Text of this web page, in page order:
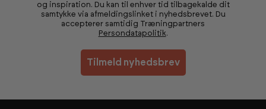
og inspiration. Du kan til enhver tid tilbagekalde dit
samtykke via afmeldingslinket i nyhedsbrevet. Du
accepterer samtidig Træningpartners
Persondatapolitik.
Tilmeld nyhedsbrev